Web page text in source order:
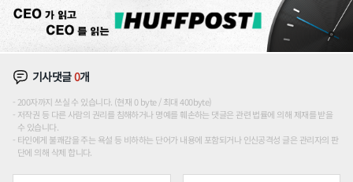
기사댓글0개
200자까지 쓰실 수 있습니다. (현재 0 byte / 최대 400byte)
저작권 등 다른 사람의 권리를 침해하거나 명예를 훼손하는 댓글은 관련 법률에 의해 제재를 받을
수 있습니다.
타인에게 불쾌감을 주는 욕설 등 비하하는 단어가 내용에 포함되거나 인신공격성 글은 관리자의 판
단에 의해 삭제 합니다.